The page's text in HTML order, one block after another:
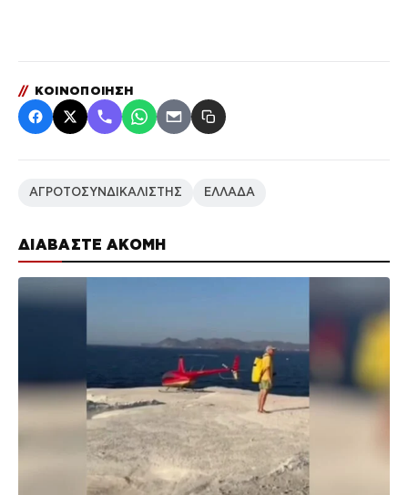
ΔΙΑΒΑΣΤΕ ΑΚΟΜΗ
// ΚΟΙΝΟΠΟΙΗΣΗ
ΑΓΡΟΤΟΣΥΝΔΙΚΑΛΙΣΤΗΣ ΕΛΛΑΔΑ